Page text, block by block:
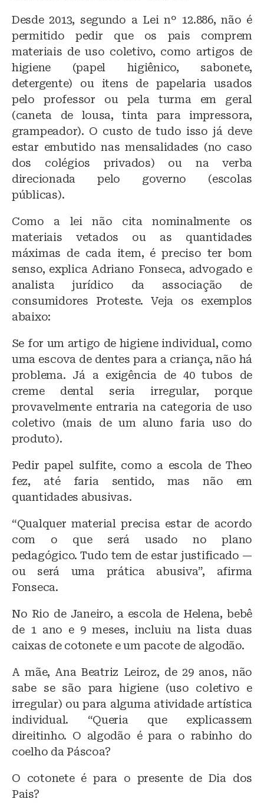
Desde 2013, segundo a Lei nº 12.886, não é
permitido pedir que os pais comprem
materiais de uso coletivo, como artigos de
higiene (papel higiênico, sabonete,
detergente) ou itens de papelaria usados
pelo professor ou pela turma em geral
(caneta de lousa, tinta para impressora,
grampeador). O custo de tudo isso já deve
estar embutido nas mensalidades (no caso
dos colégios privados) ou na verba
direcionada pelo governo (escolas
públicas).
Como a lei não cita nominalmente os
materiais vetados ou as quantidades
máximas de cada item, é preciso ter bom
senso, explica Adriano Fonseca, advogado e
analista jurídico da associação de
consumidores Proteste. Veja os exemplos
abaixo:
️Se for um artigo de higiene individual, como
uma escova de dentes para a criança, não há
problema. Já a exigência de 40 tubos de
creme dental seria irregular, porque
provavelmente entraria na categoria de uso
coletivo (mais de um aluno faria uso do
produto).
️Pedir papel sulfite, como a escola de Theo
fez, até faria sentido, mas não em
quantidades abusivas.
“Qualquer material precisa estar de acordo
com o que será usado no plano
pedagógico. Tudo tem de estar justificado —
ou será uma prática abusiva”, afirma
Fonseca.
No Rio de Janeiro, a escola de Helena, bebê
de 1 ano e 9 meses, incluiu na lista duas
caixas de cotonete e um pacote de algodão.
A mãe, Ana Beatriz Leiroz, de 29 anos, não
sabe se são para higiene (uso coletivo e
irregular) ou para alguma atividade artística
individual. “Queria que explicassem
direitinho. O algodão é para o rabinho do
coelho da Páscoa?
O cotonete é para o presente de Dia dos
Pais?